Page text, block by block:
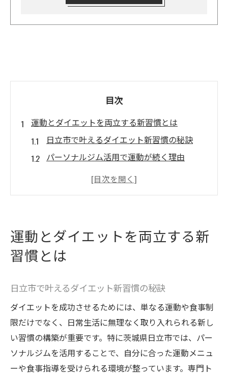
目次
運動とダイエットを両立する新習慣とは
日立市で叶えるダイエット新習慣の秘訣
パーソナルジム活用で運動が続く理由
運動とダイエットの両立ポイント解説
パーソナルジムで理想体型へ変わる方法
日立市のジムを活かしたダイエット実践
ダイエット成果を出すための秘訣とは
トレーナー指導で続く運動のコツまとめ
継続できる日立市の運動ダイエット法
日立市で続く運動ダイエット実践のコツ
無理なく続くダイエット法の秘訣を紹介
運動とダイエットを両立する新
習慣とは
日立市で叶えるダイエット新習慣の秘訣
ダイエットを成功させるためには、単なる運動や食事制
限だけでなく、日常生活に無理なく取り入れられる新し
い習慣の構築が重要です。特に茨城県日立市では、パー
ソナルジムを活用することで、自分に合った運動メニュ
ーや食事指導を受けられる環境が整っています。専門ト